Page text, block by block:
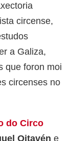
circense,
a Galiza,
que foron moi
circenses no
do Circo
Oitavén e